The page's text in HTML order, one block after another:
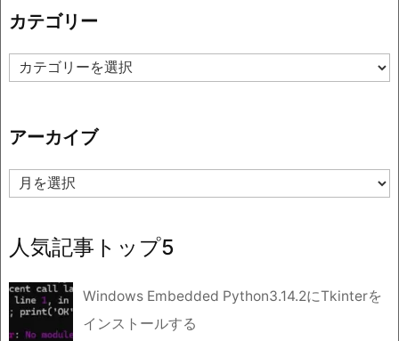
カテゴリー
カ
テ
ー
アーカイブ
ア
ー
ブ
人気記事トップ5
Windows Embedded Python3.14.2にTkinterを
インストールする